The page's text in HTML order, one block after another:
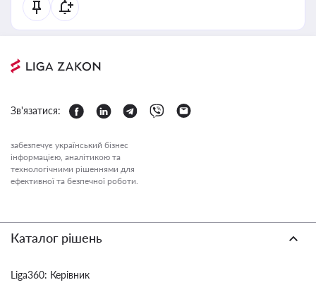
Зв'язатися:
забезпечує український бізнес
інформацією, аналітикою та
технологічними рішеннями для
ефективної та безпечної роботи.
Каталог рішень
Liga360: Керівник